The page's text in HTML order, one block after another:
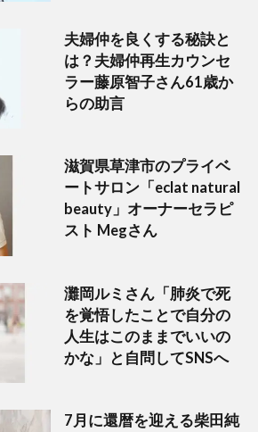
夫婦仲を良くする秘訣と
は？夫婦仲再生カウンセ
ラー藤原智子さん61歳か
らの助言
滋賀県草津市のプライベ
ートサロン「eclat natural
beauty」オーナーセラピ
スト Megさん
灘岡ルミさん「肺炎で死
を覚悟したことで自分の
人生はこのままでいいの
かな」と自問してSNSへ
7月に還暦を迎える柴田純